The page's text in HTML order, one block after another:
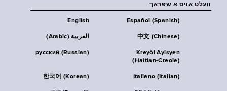
וועלט אויס א שפראך
English Español (Spanish)
العربية (Arabic) 中文 (Chinese)
русский (Russian)
Kreyòl Ayisyen
(Haitian-Creole)
한국어 (Korean) Italiano (Italian)